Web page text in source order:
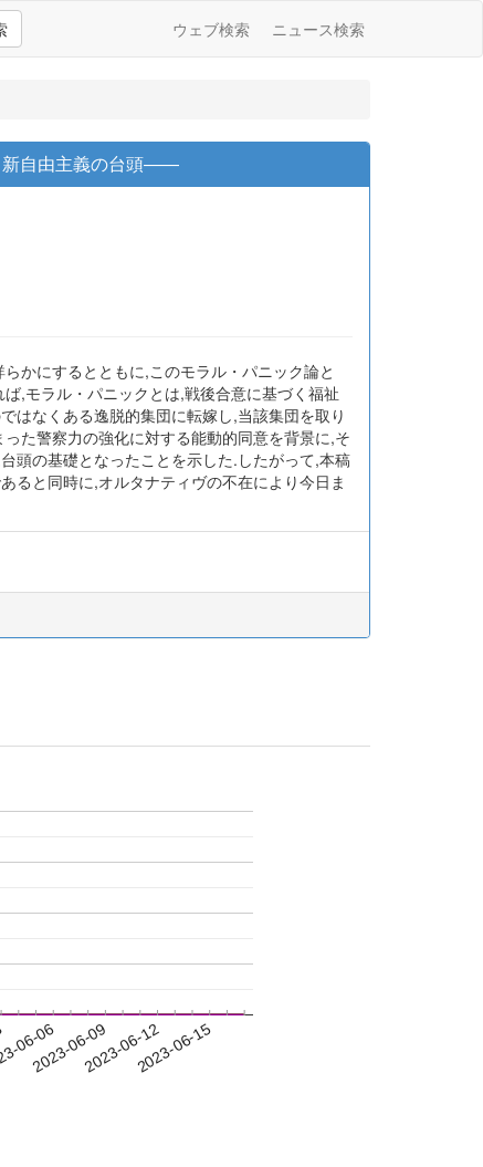
ウェブ検索 ニュース検索
新自由主義の台頭――
かにするとともに,このモラル・パニック論と
,モラル・パニックとは,戦後合意に基づく福祉
はなくある逸脱的集団に転嫁し,当該集団を取り
た警察力の強化に対する能動的同意を背景に,そ
頭の基礎となったことを示した.したがって,本稿
ると同時に,オルタナティヴの不在により今日ま
06-06
2023-06-092023-06-122023-06-15